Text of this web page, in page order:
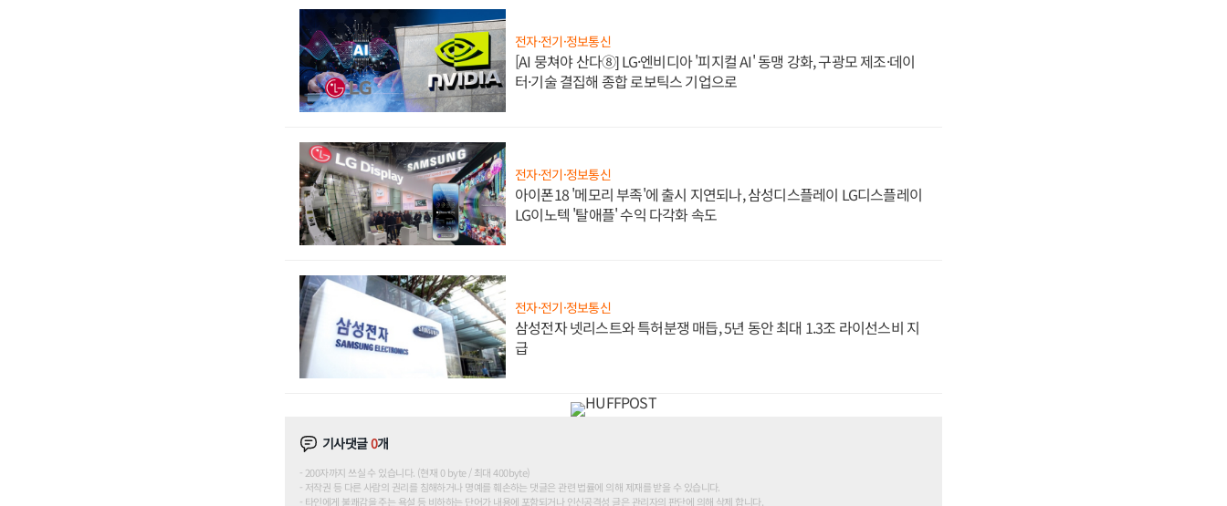
전자·전기·정보통신
[AI 뭉쳐야 산다⑧] LG·엔비디아 '피지컬 AI' 동맹 강화, 구광모 제조·데이
터·기술 결집해 종합 로보틱스 기업으로
전자·전기·정보통신
아이폰18 '메모리 부족'에 출시 지연되나, 삼성디스플레이 LG디스플레이
LG이노텍 '탈애플' 수익 다각화 속도
전자·전기·정보통신
삼성전자 넷리스트와 특허분쟁 매듭, 5년 동안 최대 1.3조 라이선스비 지
급
기사댓글0개
200자까지 쓰실 수 있습니다. (현재 0 byte / 최대 400byte)
저작권 등 다른 사람의 권리를 침해하거나 명예를 훼손하는 댓글은 관련 법률에 의해 제재를 받을 수 있습니다.
타인에게 불쾌감을 주는 욕설 등 비하하는 단어가 내용에 포함되거나 인신공격성 글은 관리자의 판단에 의해 삭제 합니다.